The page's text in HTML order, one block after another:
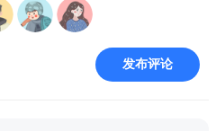
发布评论